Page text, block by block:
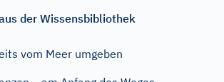
der Wissensbibliothek
vom Meer umgeben